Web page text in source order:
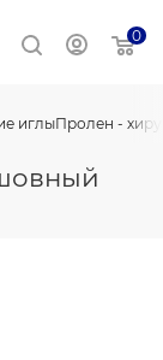
0
иглыПролен -